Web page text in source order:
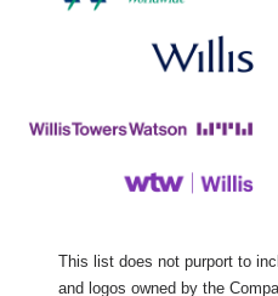
This list does not purport to
and logos owned by the